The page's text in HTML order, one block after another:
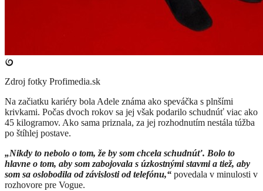
Zdroj fotky Profimedia.sk
Na začiatku kariéry bola Adele známa ako speváčka s plnšími
krivkami. Počas dvoch rokov sa jej však podarilo schudnúť viac ako
45 kilogramov. Ako sama priznala, za jej rozhodnutím nestála túžba
po štíhlej postave.
„Nikdy to nebolo o tom, že by som chcela schudnúť. Bolo to
hlavne o tom, aby som zabojovala s úzkostnými stavmi a tiež, aby
som sa oslobodila od závislosti od telefónu,“ povedala v minulosti v
rozhovore pre Vogue.